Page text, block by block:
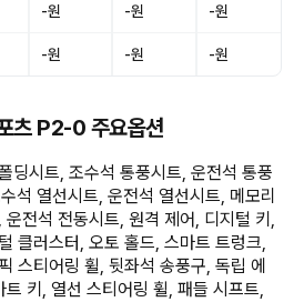
-원 -원 -원
-원 -원 -원
츠 P2-0 주요옵션
딩시트, 조수석 통풍시트, 운전석 통풍
석 열선시트, 운전석 열선시트, 메모리
전석 전동시트, 원격 제어, 디지털 키,
클러스터, 오토 홀드, 스마트 트렁크,
스티어링 휠, 뒷좌석 송풍구, 독립 에
키, 열선 스티어링 휠, 패들 시프트,